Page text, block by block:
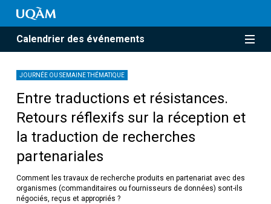
Calendrier des événements
JOURNÉE OU SEMAINE THÉMATIQUE
Entre traductions et résistances.
Retours réflexifs sur la réception et
la traduction de recherches
partenariales
Comment les travaux de recherche produits en partenariat avec des
organismes (commanditaires ou fournisseurs de données) sont-ils
négociés, reçus et appropriés ?